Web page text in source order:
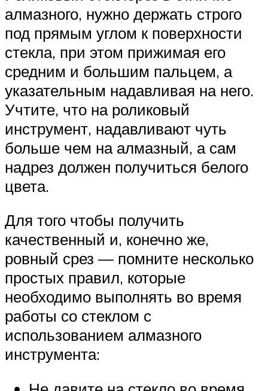
алмазного, нужно держать строго
под прямым углом к поверхности
стекла, при этом прижимая его
средним и большим пальцем, а
указательным надавливая на него.
Учтите, что на роликовый
инструмент, надавливают чуть
больше чем на алмазный, а сам
надрез должен получиться белого
цвета.
Для того чтобы получить
качественный и, конечно же,
ровный срез — помните несколько
простых правил, которые
необходимо выполнять во время
работы со стеклом с
использованием алмазного
инструмента: